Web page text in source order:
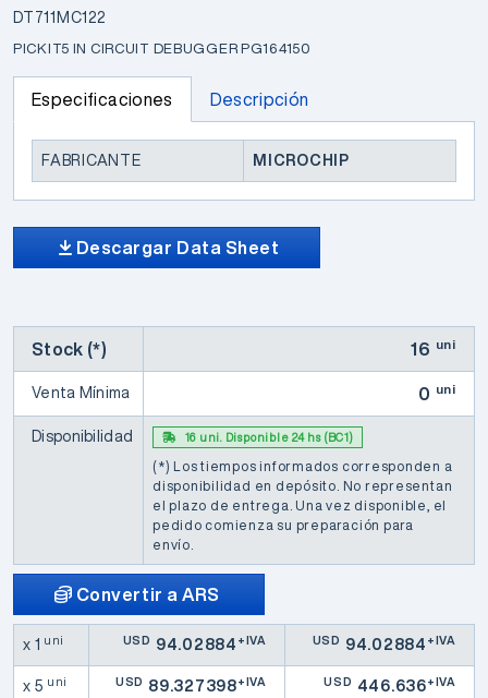
DT711MC122
PICKIT5 IN CIRCUIT DEBUGGER PG164150
Especificaciones Descripción
FABRICANTE MICROCHIP
Descargar Data Sheet
Stock (*) 16 uni
Venta Mínima 0 uni
Disponibilidad 16 uni. Disponible 24 hs (BC1)
(*) Los tiempos informados corresponden a
disponibilidad en depósito. No representan
el plazo de entrega. Una vez disponible, el
pedido comienza su preparación para
envío.
Convertir a ARS
x 1 uni USD 94.02884 +IVA USD 94.02884 +IVA
x 5 uni USD 89.327398 +IVA USD 446.636 +IVA